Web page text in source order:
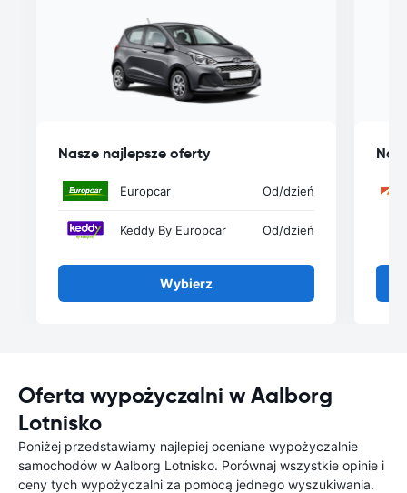
Nasze najlepsze oferty
Europcar Od/dzień
Keddy By Europcar Od/dzień
Wybierz
Oferta wypożyczalni w Aalborg
Lotnisko
Poniżej przedstawiamy najlepiej oceniane wypożyczalnie
samochodów w Aalborg Lotnisko. Porównaj wszystkie opinie i
ceny tych wypożyczalni za pomocą jednego wyszukiwania.